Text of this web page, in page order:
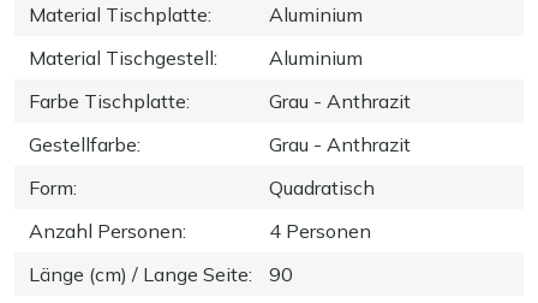
Material Tischplatte:
Aluminium
Material Tischgestell:
Aluminium
Farbe Tischplatte:
Grau - Anthrazit
Gestellfarbe:
Grau - Anthrazit
Form:
Quadratisch
Anzahl Personen:
4 Personen
Länge (cm) / Lange Seite:
90